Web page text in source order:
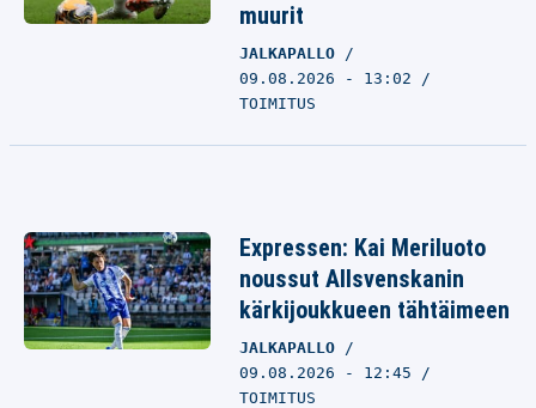
muurit
JALKAPALLO
09.08.2026 - 13:02
TOIMITUS
Expressen: Kai Meriluoto
noussut Allsvenskanin
kärkijoukkueen tähtäimeen
JALKAPALLO
09.08.2026 - 12:45
TOIMITUS